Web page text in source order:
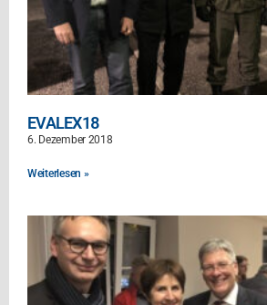
EVALEX18
6. Dezember 2018
Weiterlesen »